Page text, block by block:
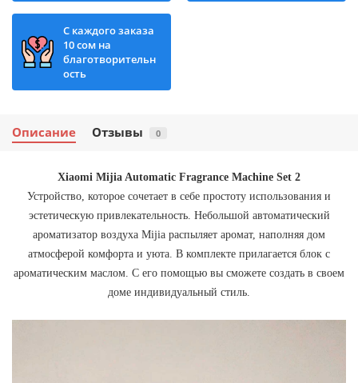
С каждого заказа
10 сом на
благотворительн
ость
Описание Отзывы 0
Xiaomi Mijia Automatic Fragrance Machine Set 2
Устройство, которое сочетает в себе простоту использования и
эстетическую привлекательность. Небольшой автоматический
ароматизатор воздуха Mijia распыляет аромат, наполняя дом
атмосферой комфорта и уюта. В комплекте прилагается блок с
ароматическим маслом. С его помощью вы сможете создать в своем
доме индивидуальный стиль.